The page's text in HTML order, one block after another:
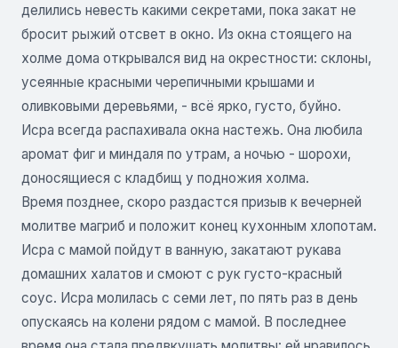
делились невесть какими секретами, пока закат не
бросит рыжий отсвет в окно. Из окна стоящего на
холме дома открывался вид на окрестности: склоны,
усеянные красными черепичными крышами и
оливковыми деревьями, - всё ярко, густо, буйно.
Исра всегда распахивала окна настежь. Она любила
аромат фиг и миндаля по утрам, а ночью - шорохи,
доносящиеся с кладбищ у подножия холма.
Время позднее, скоро раздастся призыв к вечерней
молитве магриб и положит конец кухонным хлопотам.
Исра с мамой пойдут в ванную, закатают рукава
домашних халатов и смоют с рук густо-красный
соус. Исра молилась с семи лет, по пять раз в день
опускаясь на колени рядом с мамой. В последнее